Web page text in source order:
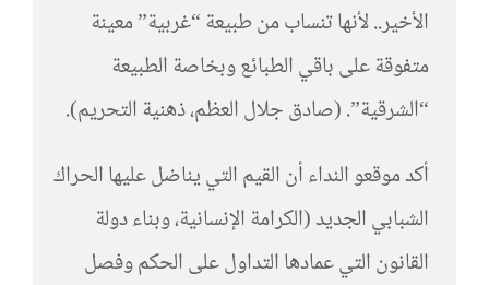
الأخير.. لأنها تنساب من طبيعة “غربية” معينة
متفوقة على باقي الطبائع وبخاصة الطبيعة
“الشرقية”. (صادق جلال العظم، ذهنية التحريم).
أكد موقعو النداء أن القيم التي يناضل عليها الحراك
الشبابي الجديد (الكرامة الإنسانية، وبناء دولة
القانون التي عمادها التداول على الحكم وفصل